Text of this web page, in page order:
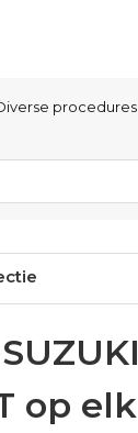
procedures
op elk